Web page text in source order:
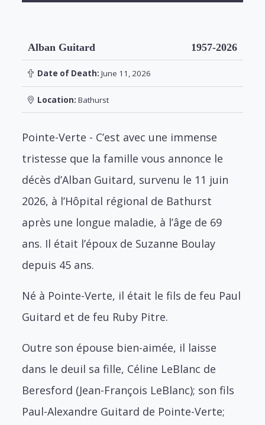
Alban Guitard 1957-2026
Date of Death: June 11, 2026
Location: Bathurst
Pointe-Verte - C’est avec une immense
tristesse que la famille vous annonce le
décès d’Alban Guitard, survenu le 11 juin
2026, à l’Hôpital régional de Bathurst
après une longue maladie, à l’âge de 69
ans. Il était l’époux de Suzanne Boulay
depuis 45 ans.
Né à Pointe-Verte, il était le fils de feu Paul
Guitard et de feu Ruby Pitre.
Outre son épouse bien-aimée, il laisse
dans le deuil sa fille, Céline LeBlanc de
Beresford (Jean-François LeBlanc); son fils
Paul-Alexandre Guitard de Pointe-Verte;